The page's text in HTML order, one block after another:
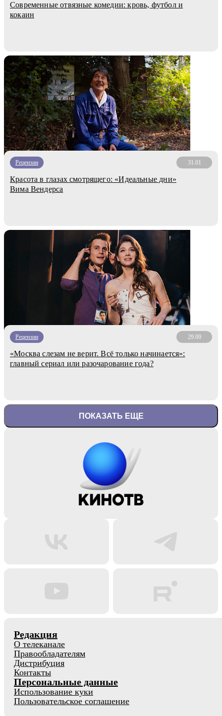
Современные отвязные комедии: кровь, футбол и
кокаин
Рецензии 31.01
Красота в глазах смотрящего: «Идеальные дни»
Вима Вендерса
Рецензии 29.09
«Москва слезам не верит. Всё только начинается»:
главный сериал или разочарование года?
ПОКАЗАТЬ ЕЩЕ
Редакция
О телеканале
Правообладателям
Дистрибуция
Контакты
Персональные данные
Использование куки
Пользовательское соглашение